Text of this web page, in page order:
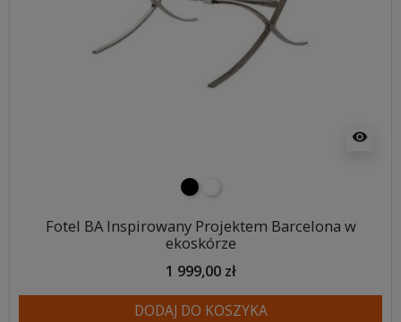
visibility
czarny
Fotel BA Inspirowany Projektem Barcelona w
ekoskórze
1 999,00 zł
DODAJ DO KOSZYKA